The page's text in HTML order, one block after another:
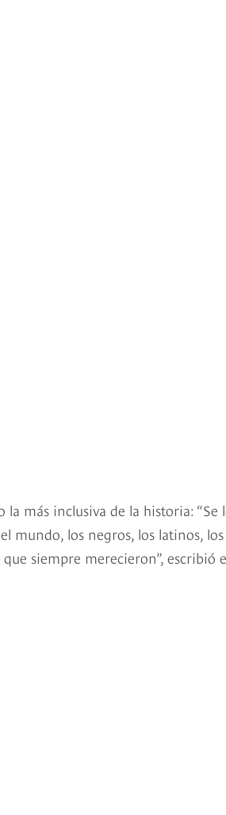
la más inclusiva de la historia: “Se
mundo, los negros, los latinos, los
siempre merecieron”, escribió